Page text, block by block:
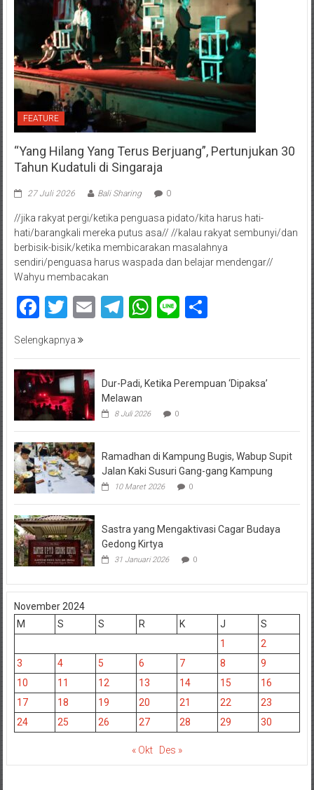
FEATURE
“Yang Hilang Yang Terus Berjuang”, Pertunjukan 30
Tahun Kudatuli di Singaraja
27 Juli 2026 Bali Sharing 0
//jika rakyat pergi/ketika penguasa pidato/kita harus hati-
hati/barangkali mereka putus asa// //kalau rakyat sembunyi/dan
berbisik-bisik/ketika membicarakan masalahnya
sendiri/penguasa harus waspada dan belajar mendengar//
Wahyu membacakan
Facebook
Twitter
EmailTelegram
WhatsApp
LineShare
Selengkapnya
Dur-Padi, Ketika Perempuan ‘Dipaksa’
Melawan
8 Juli 2026 0
Ramadhan di Kampung Bugis, Wabup Supit
Jalan Kaki Susuri Gang-gang Kampung
10 Maret 2026 0
Sastra yang Mengaktivasi Cagar Budaya
Gedong Kirtya
31 Januari 2026 0
November 2024
M
S S R K J
S
1
2
3
4 5 6 7 8
9
10
11 12 13 14 15
16
17
18 19 20 21 22
23
24
25 26 27 28 29 30
« Okt Des »